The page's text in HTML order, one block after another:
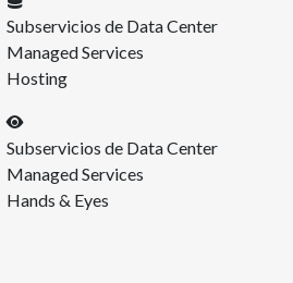
Subservicios de Data Center
Managed Services
Hosting
Subservicios de Data Center
Managed Services
Hands & Eyes